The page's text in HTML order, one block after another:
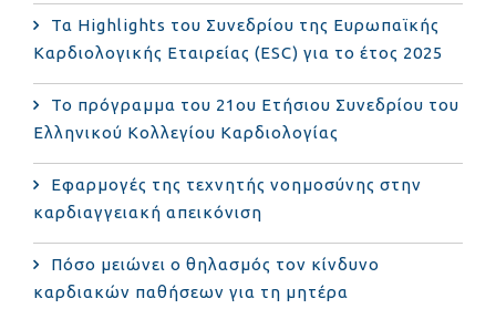
Τα Highlights του Συνεδρίου της Ευρωπαϊκής
Καρδιολογικής Εταιρείας (ESC) για το έτος 2025
Το πρόγραμμα του 21ου Ετήσιου Συνεδρίου του
Ελληνικού Κολλεγίου Καρδιολογίας
Εφαρμογές της τεχνητής νοημοσύνης στην
καρδιαγγειακή απεικόνιση
Πόσο μειώνει ο θηλασμός τον κίνδυνο
καρδιακών παθήσεων για τη μητέρα